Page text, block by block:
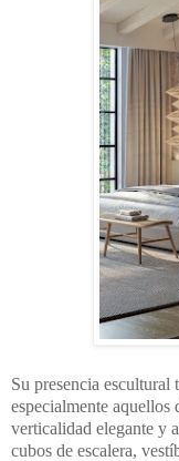
Su presencia escultural
especialmente aquellos
verticalidad elegante y
cubos de escalera,